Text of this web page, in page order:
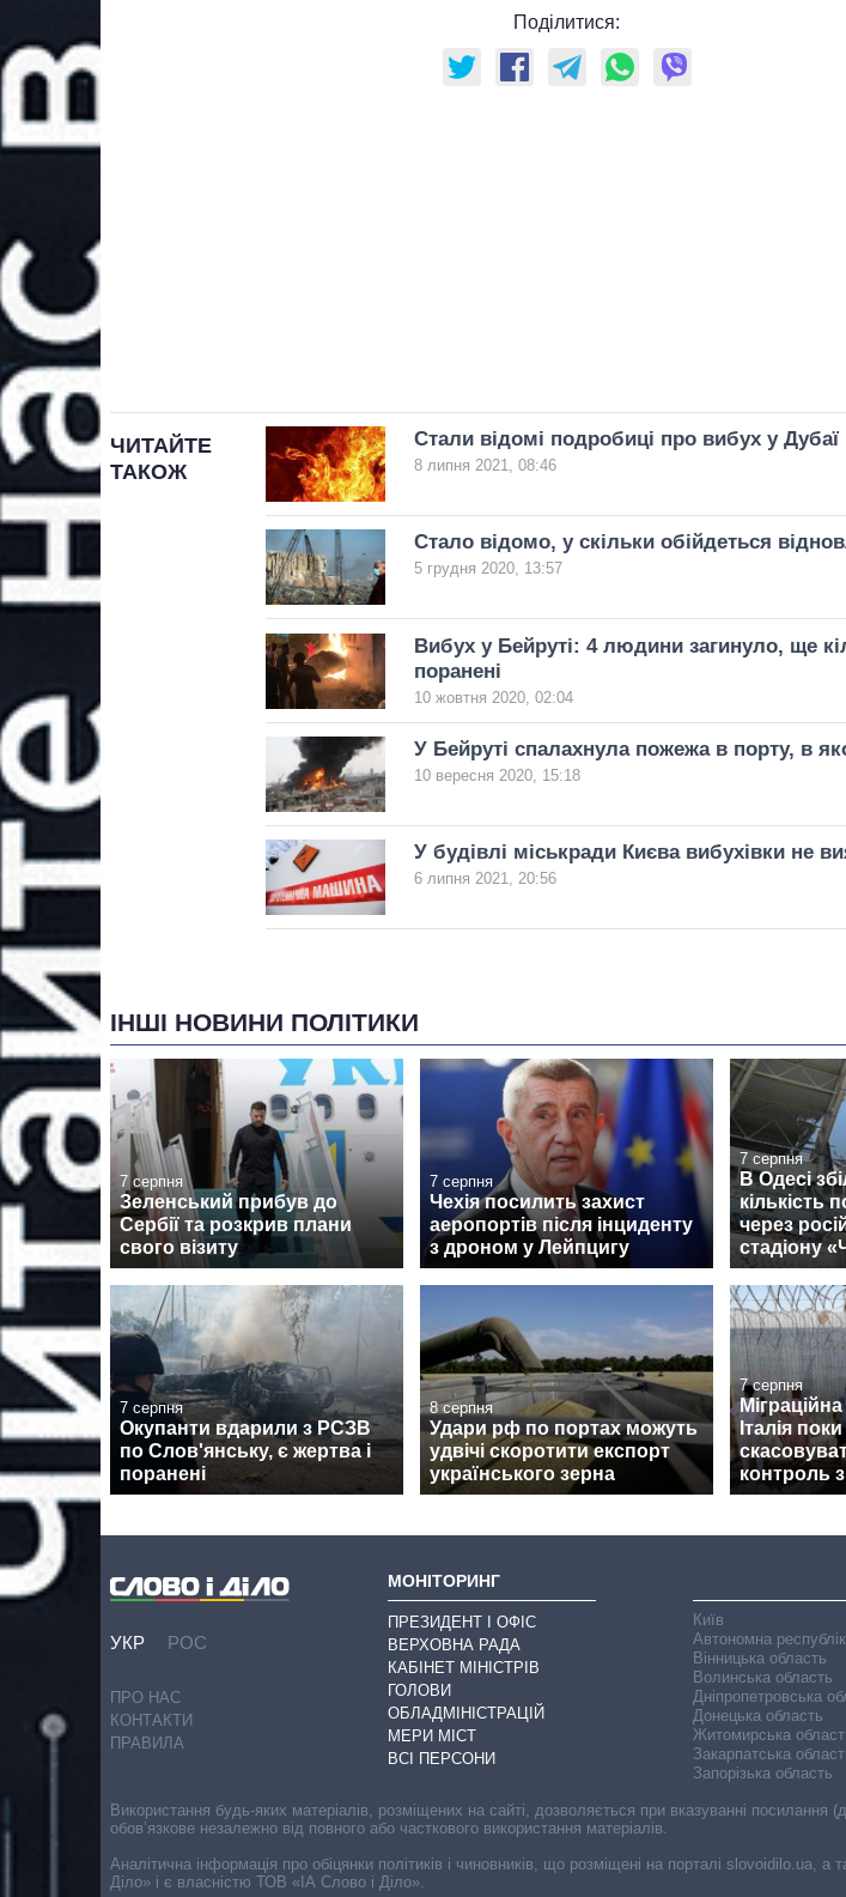
Поділитися:
ЧИТАЙТЕ
ТАКОЖ
Стали відомі подробиці про вибух у Дубаї
8 липня 2021, 08:46
Стало відомо, у скільки обійдеться
5 грудня 2020, 13:57
Вибух у Бейруті: 4 людини загинуло, ще
поранені
10 жовтня 2020, 02:04
У Бейруті спалахнула пожежа в порту, в
10 вересня 2020, 15:18
У будівлі міськради Києва вибухівки не
6 липня 2021, 20:56
ІНШІ НОВИНИ ПОЛІТИКИ
7 серпня
Зеленський прибув до
Сербії та розкрив плани
свого візиту
7 серпня
Чехія посилить захист
аеропортів після інциденту
з дроном у Лейпцигу
7 серпня
В Одесі
кількість
через
стадіону
7 серпня
Окупанти вдарили з РСЗВ
по Слов'янську, є жертва і
поранені
8 серпня
Удари рф по портах можуть
удвічі скоротити експорт
українського зерна
7 серпня
Італія
контроль
УКР РОС
ПРО НАС
КОНТАКТИ
ПРАВИЛА
МОНІТОРИНГ
ПРЕЗИДЕНТ І ОФІС
ВЕРХОВНА РАДА
КАБІНЕТ МІНІСТРІВ
ГОЛОВИ
ОБЛАДМІНІСТРАЦІЙ
МЕРИ МІСТ
ВСІ ПЕРСОНИ
Київ
Автономна
Вінницька область
Волинська область
Дніпропетровська
Донецька область
Житомирська
Закарпатська
Запорізька область
Використання будь-яких матеріалів, розміщених на сайті, дозволяється при вказуванні
обов’язкове незалежно від повного або часткового використання матеріалів.
Аналітична інформація про обіцянки політиків і чиновників, що розміщені на порталі
Діло» і є власністю ТОВ «ІА Слово і Діло».